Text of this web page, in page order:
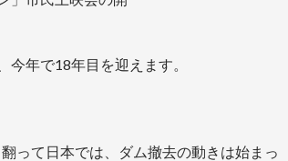
年で18年目を迎えます。
って日本では、ダム撤去の動きは始まっ